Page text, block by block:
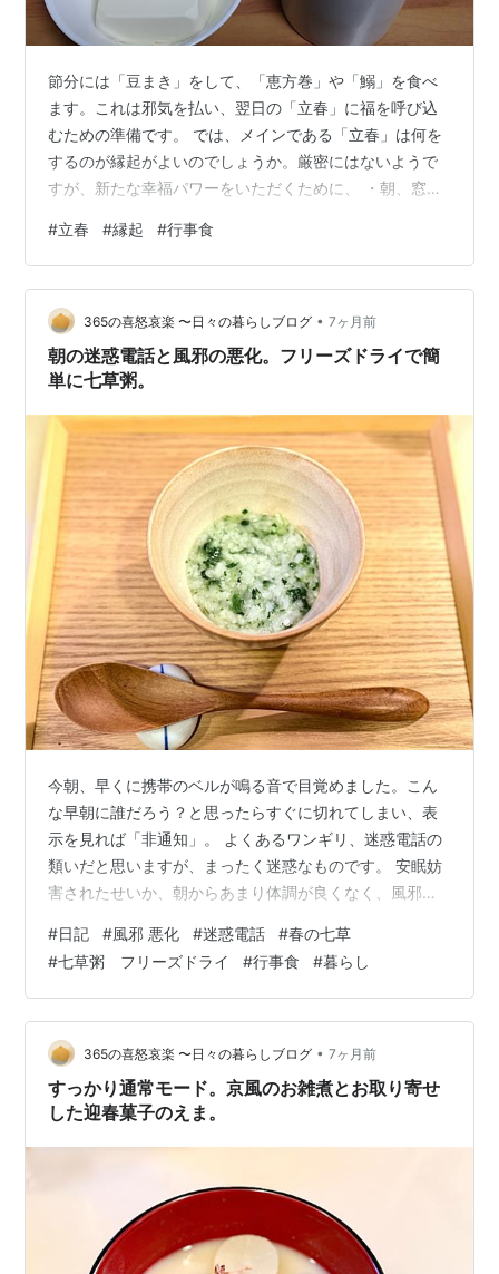
節分には「豆まき」をして、「恵方巻」や「鰯」を食べ
ます。これは邪気を払い、翌日の「立春」に福を呼び込
むための準備です。 では、メインである「立春」は何を
するのが縁起がよいのでしょうか。厳密にはないようで
すが、新たな幸福パワーをいただくために、 ・朝、窓を
そして ・白い物を食べるです。 立春の朝食は「温奴」
「ゆで玉子」「ヨーグルト」「豆乳」にしました。器も
白に統一してみました。清らかな物を体に取り込んで福
を呼び込みます。（食べるとき「温奴」にカツオ節とポ
ン酢をかけました。このあと赤い「野菜ジュース」と黄
色い「バナナ」も食べましたけど…）めっちゃ…
#立春 #縁起 #行事食
365の喜怒哀楽 〜日々の暮らしブログ • 7ヶ月前
朝の迷惑電話と風邪の悪化。フリーズドライで簡
単に七草粥。
今朝、早くに携帯のベルが鳴る音で目覚めました。こん
な早朝に誰だろう？と思ったらすぐに切れてしまい、表
示を見れば「非通知」。 よくあるワンギリ、迷惑電話の
類いだと思いますが、まったく迷惑なものです。 安眠妨
害されたせいか、朝からあまり体調が良くなく、風邪が
ことで、家族に食べさせる七草粥を作りました。我が家
は私含め、この七草粥が好きではありません。 それでも
昔はきちんと七草を買って作っていました。しかしみん
なあまり食が進まないようなので、ここ数年はフリーズ
ドライの七草を使い、お茶碗半分＝一人分と少量にし、
さらには中華ダシなどを加えて少し味をつけて食…
#日記 #風邪 悪化 #迷惑電話 #春の七草
#七草粥 フリーズドライ #行事食 #暮らし
365の喜怒哀楽 〜日々の暮らしブログ • 7ヶ月前
すっかり通常モード。京風のお雑煮とお取り寄せ
した迎春菓子のえま。